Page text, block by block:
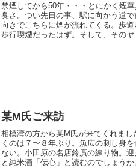
禁煙してから50年・・・とにかく煙
臭さ。つい先日の事、駅に向かう道
向きでこちらに煙が流れてくる。歩
歩行喫煙だったはず。そして、そのヤ
某M氏ご来訪
相模湾の方から某M氏が来てくれま
くのは７〜８年ぶり。魚広の刺し身
ない。小田原の名店鈴廣の練り物。
と純米酒「伝心」と読むのでしょうか